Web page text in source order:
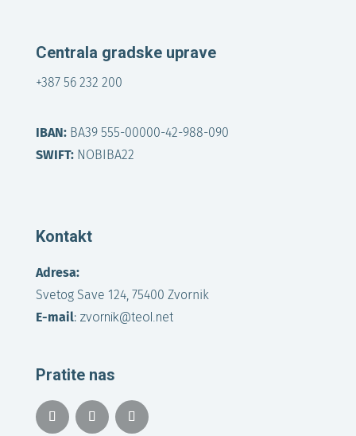
Centrala gradske uprave
+387 56 232 200
IBAN:BA39 555-00000-42-988-090
SWIFT:NOBIBA22
Kontakt
Adresa:
Svetog Save 124, 75400 Zvornik
E-mail: zvornik@teol.net
Pratite nas